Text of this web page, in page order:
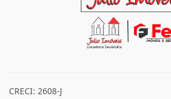
CRECI: 2608-J